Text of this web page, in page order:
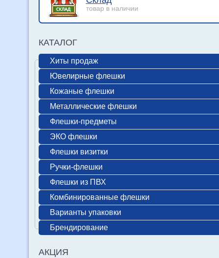
товар в наличии
КАТАЛОГ
Хиты продаж
Ювелирные флешки
Кожаные флешки
Металлические флешки
Флешки-предметы
ЭКО флешки
Флешки визитки
Ручки-флешки
Флешки из ПВХ
Комбинированные флешки
Варианты упаковки
Брендирование
АКЦИЯ